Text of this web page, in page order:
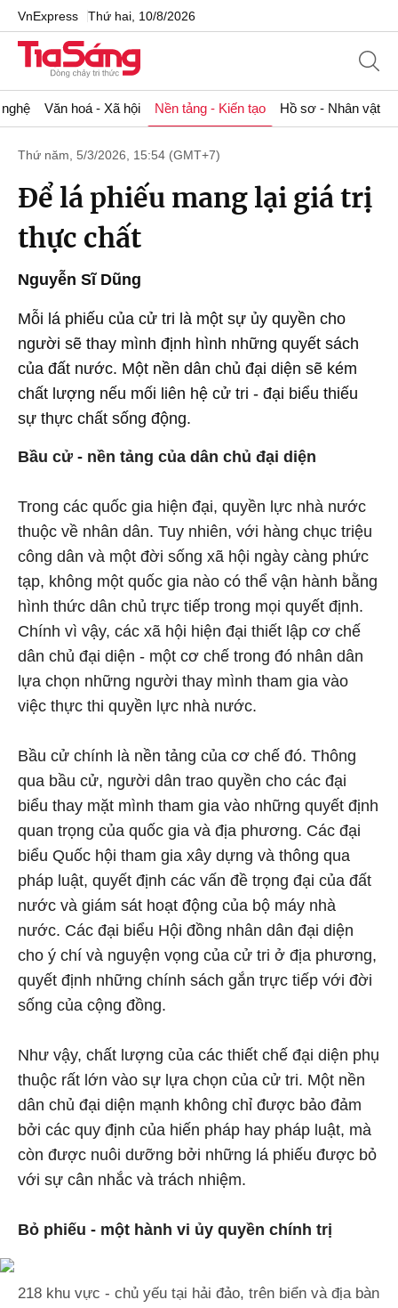
VnExpress Thứ hai, 10/8/2026
Văn hoá - Xã hội Nền tảng - Kiến tạo Hồ sơ - Nhân vật
Thứ năm, 5/3/2026, 15:54 (GMT+7)
Để lá phiếu mang lại giá trị
thực chất
Nguyễn Sĩ Dũng
Mỗi lá phiếu của cử tri là một sự ủy quyền cho
người sẽ thay mình định hình những quyết sách
của đất nước. Một nền dân chủ đại diện sẽ kém
chất lượng nếu mối liên hệ cử tri - đại biểu thiếu
sự thực chất sống động.
Bầu cử - nền tảng của dân chủ đại diện
Trong các quốc gia hiện đại, quyền lực nhà nước
thuộc về nhân dân. Tuy nhiên, với hàng chục triệu
công dân và một đời sống xã hội ngày càng phức
tạp, không một quốc gia nào có thể vận hành bằng
hình thức dân chủ trực tiếp trong mọi quyết định.
Chính vì vậy, các xã hội hiện đại thiết lập cơ chế
dân chủ đại diện - một cơ chế trong đó nhân dân
lựa chọn những người thay mình tham gia vào
việc thực thi quyền lực nhà nước.
Bầu cử chính là nền tảng của cơ chế đó. Thông
qua bầu cử, người dân trao quyền cho các đại
biểu thay mặt mình tham gia vào những quyết định
quan trọng của quốc gia và địa phương. Các đại
biểu Quốc hội tham gia xây dựng và thông qua
pháp luật, quyết định các vấn đề trọng đại của đất
nước và giám sát hoạt động của bộ máy nhà
nước. Các đại biểu Hội đồng nhân dân đại diện
cho ý chí và nguyện vọng của cử tri ở địa phương,
quyết định những chính sách gắn trực tiếp với đời
sống của cộng đồng.
Như vậy, chất lượng của các thiết chế đại diện phụ
thuộc rất lớn vào sự lựa chọn của cử tri. Một nền
dân chủ đại diện mạnh không chỉ được bảo đảm
bởi các quy định của hiến pháp hay pháp luật, mà
còn được nuôi dưỡng bởi những lá phiếu được bỏ
với sự cân nhắc và trách nhiệm.
Bỏ phiếu - một hành vi ủy quyền chính trị
218 khu vực - chủ yếu tại hải đảo, trên biển và địa bàn